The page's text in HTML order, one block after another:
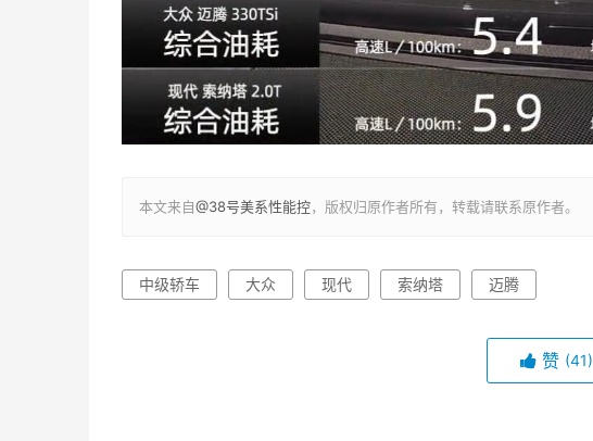
本文来自@38号美系性能控，版权归原作者所有，转载请联系原作者。
中级轿车 大众 现代 索纳塔 迈腾
赞 (41)